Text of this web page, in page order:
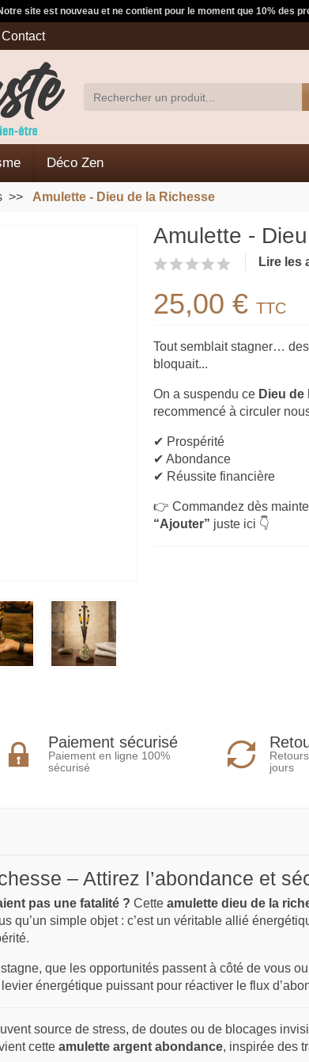
site est nouveau et ne contient pour le moment que 10% des
Contact
Déco Zen
Amulette - Dieu de la Richesse
Amulette -
Lire les
25,00 € TTC
Tout semblait stagner…
bloquait...
On a suspendu ce Dieu de
recommencé à circuler
✔ Prospérité
✔ Abondance
✔ Réussite financière
👉 Commandez dès
“Ajouter” juste ici 👇
Paiement sécurisé
Paiement en ligne 100%
sécurisé
jours
– Attirez l’abondance et
pas une fatalité ? Cette amulette dieu de la
qu’un simple objet : c’est un véritable allié
que les opportunités passent à côté de vous
énergétique puissant pour réactiver le flux
source de stress, de doutes ou de blocages
cette amulette argent abondance, inspirée des